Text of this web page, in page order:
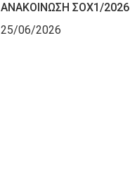
ΑΝΑΚΟΙΝΩΣΗ ΣΟΧ1/2026
25/06/2026